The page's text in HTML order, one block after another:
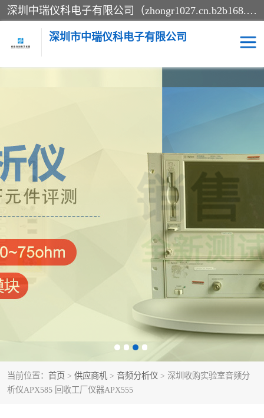
深圳中瑞仪科电子有限公司（zhongr1027.cn.b2b168.com）主要从事回收二手仪器，工厂仪器，回收示波器，KeysightE4980A，FLUKE754，MT8852B，IFR3920，Agilent N4010A，MT8852B等业务，全国统一热线：13570873835。深圳中瑞仪科电子有限公司整批或单出，专业评估高价回收工厂闲置仪器。
深圳市中瑞仪科电子有限公司
当前位置： 首页 > 供应商机 > 音频分析仪 > 深圳收购实验室音频分
析仪APX585 回收工厂仪器APX555
电阻-功率计 频谱分析仪
万用表 综合测试仪
蓝牙测试仪 网络分析仪
过程校验仪 电桥测试仪
泰克示波器 电池测试仪
函数信号发生器
校准件
校准仪 阻抗分析仪
音频分析仪